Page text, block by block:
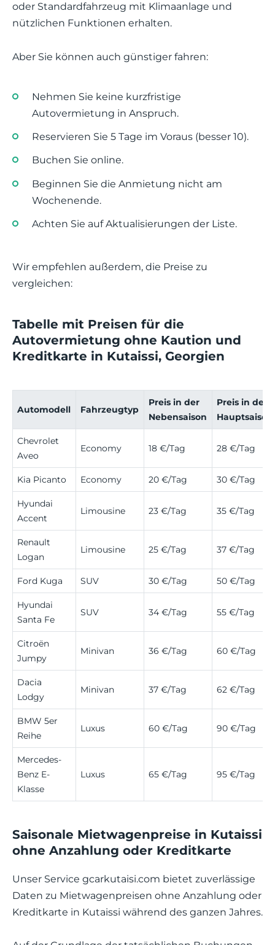
oder Standardfahrzeug mit Klimaanlage und
nützlichen Funktionen erhalten.
Aber Sie können auch günstiger fahren:
Nehmen Sie keine kurzfristige
Autovermietung in Anspruch.
Reservieren Sie 5 Tage im Voraus (besser 10).
Buchen Sie online.
Beginnen Sie die Anmietung nicht am
Wochenende.
Achten Sie auf Aktualisierungen der Liste.
Wir empfehlen außerdem, die Preise zu
vergleichen:
Tabelle mit Preisen für die
Autovermietung ohne Kaution und
Kreditkarte in Kutaissi, Georgien
Automodell Fahrzeugtyp
Preis in der
Nebensaison
Preis in der
Hauptsaison
Chevrolet
Aveo
Economy 18 €/Tag 28 €/Tag
Kia Picanto Economy 20 €/Tag 30 €/Tag
Hyundai
Accent
Limousine 23 €/Tag 35 €/Tag
Renault
Logan
Limousine 25 €/Tag 37 €/Tag
Ford Kuga SUV 30 €/Tag 50 €/Tag
Hyundai
Santa Fe
SUV 34 €/Tag 55 €/Tag
Citroën
Jumpy
Minivan 36 €/Tag 60 €/Tag
Dacia
Lodgy
Minivan 37 €/Tag 62 €/Tag
BMW 5er
Reihe
Luxus 60 €/Tag 90 €/Tag
Mercedes-
Benz E-
Klasse
Luxus 65 €/Tag 95 €/Tag
Saisonale Mietwagenpreise in Kutaissi
ohne Anzahlung oder Kreditkarte
Unser Service gcarkutaisi.com bietet zuverlässige
Daten zu Mietwagenpreisen ohne Anzahlung oder
Kreditkarte in Kutaissi während des ganzen Jahres.